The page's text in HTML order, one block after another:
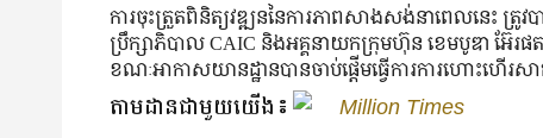
ការចុះត្រួតពិនិត្យវឌ្ឍននៃការភាពសាងសង់នាពេលនេះ ត្
ប្រឹក្សាភិបាល CAIC និងអគ្គនាយកក្រុមហ៊ុន ខេមបូឌា អ៊ែរ
ខណៈអាកាសយានដ្ឋានបានចាប់ផ្តើមធ្វើការការហោះហើរ
តាមដានជាមួយយើង៖ Million Times